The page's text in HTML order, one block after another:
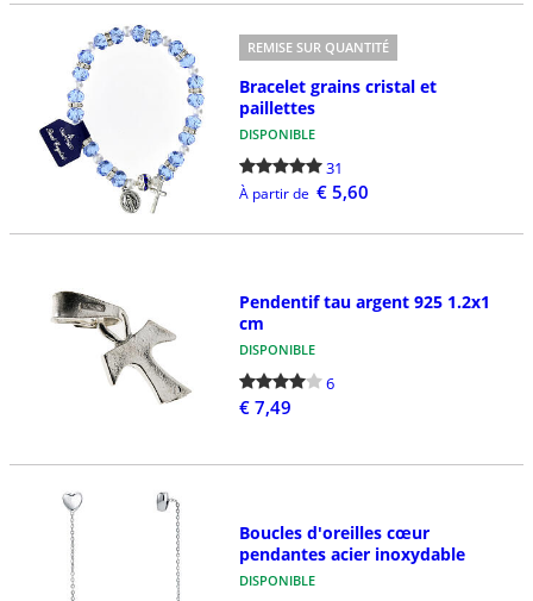
REMISE SUR QUANTITÉ
Bracelet grains cristal et
paillettes
DISPONIBLE
31
À partir de € 5,60
Pendentif tau argent 925 1.2x1
cm
DISPONIBLE
6
€ 7,49
Boucles d'oreilles cœur
pendantes acier inoxydable
DISPONIBLE